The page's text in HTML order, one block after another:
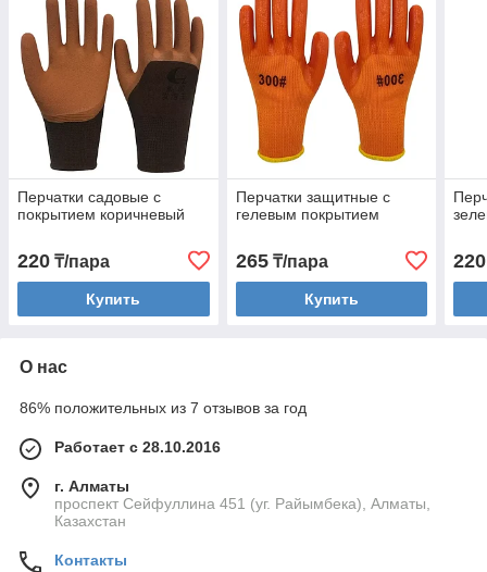
Перчатки садовые с
покрытием коричневый
220 ₸/пара
Купить
Перчатки защитные с
гелевым покрытием
265₸/пара
Купить
220
О нас
86% положительных из 7 отзывов за год
Работает с 28.10.2016
г. Алматы
проспект Сейфуллина 451 (уг. Райымбека), Алматы,
Казахстан
Контакты